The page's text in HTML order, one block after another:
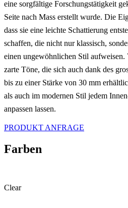
eine sorgfältige Forschungstätigkeit
Seite nach Mass erstellt wurde. Die
dass sie eine leichte Schattierung
schaffen, die nicht nur klassisch,
einen ungewöhnlichen Stil aufweisen.
zarte Töne, die sich auch dank des
bis zu einer Stärke von 30 mm
als auch im modernen Stil jedem
anpassen lassen.
PRODUKT ANFRAGE
Farben
Clear